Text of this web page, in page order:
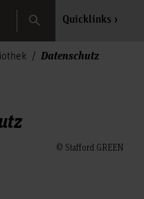
Search Quicklinks
Datenschutz
© Stafford GREEN